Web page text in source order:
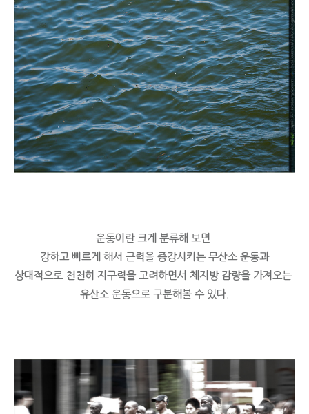
운동이란 크게 분류해 보면
강하고 빠르게 해서 근력을 증강시키는 무산소 운동과
상대적으로 천천히 지구력을 고려하면서 체지방 감량을 가져오는
유산소 운동으로 구분해볼 수 있다.